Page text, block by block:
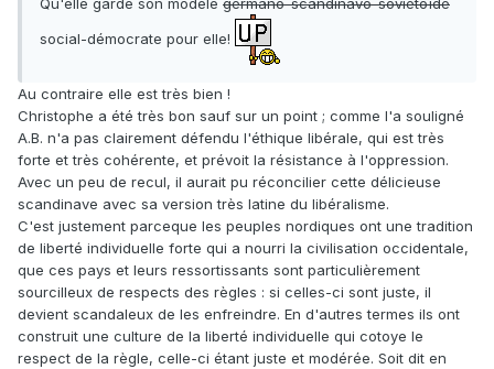
Qu'elle garde son modèle germano-scandinavo-soviétoïde
social-démocrate pour elle!
Au contraire elle est très bien !
Christophe a été très bon sauf sur un point ; comme l'a souligné
A.B. n'a pas clairement défendu l'éthique libérale, qui est très
forte et très cohérente, et prévoit la résistance à l'oppression.
Avec un peu de recul, il aurait pu réconcilier cette délicieuse
scandinave avec sa version très latine du libéralisme.
C'est justement parceque les peuples nordiques ont une tradition
de liberté individuelle forte qui a nourri la civilisation occidentale,
que ces pays et leurs ressortissants sont particulièrement
sourcilleux de respects des règles : si celles-ci sont juste, il
devient scandaleux de les enfreindre. En d'autres termes ils ont
construit une culture de la liberté individuelle qui cotoye le
respect de la règle, celle-ci étant juste et modérée. Soit dit en